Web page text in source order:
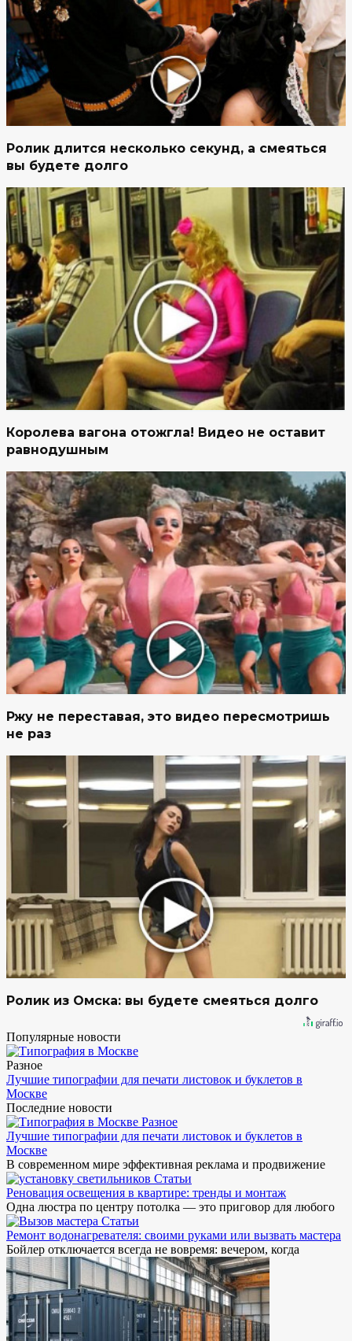
Ролик длится несколько секунд, а смеяться
вы будете долго
Королева вагона отожгла! Видео не оставит
равнодушным
Ржу не переставая, это видео пересмотришь
не раз
Ролик из Омска: вы будете смеяться долго
Популярные новости
Разное
Лучшие типографии для печати листовок и буклетов в
Москве
Последние новости
Разное
Лучшие типографии для печати листовок и буклетов в
Москве
В современном мире эффективная реклама и продвижение
Статьи
Реновация освещения в квартире: тренды и монтаж
Одна люстра по центру потолка — это приговор для любого
Статьи
Ремонт водонагревателя: своими руками или вызвать мастера
Бойлер отключается всегда не вовремя: вечером, когда